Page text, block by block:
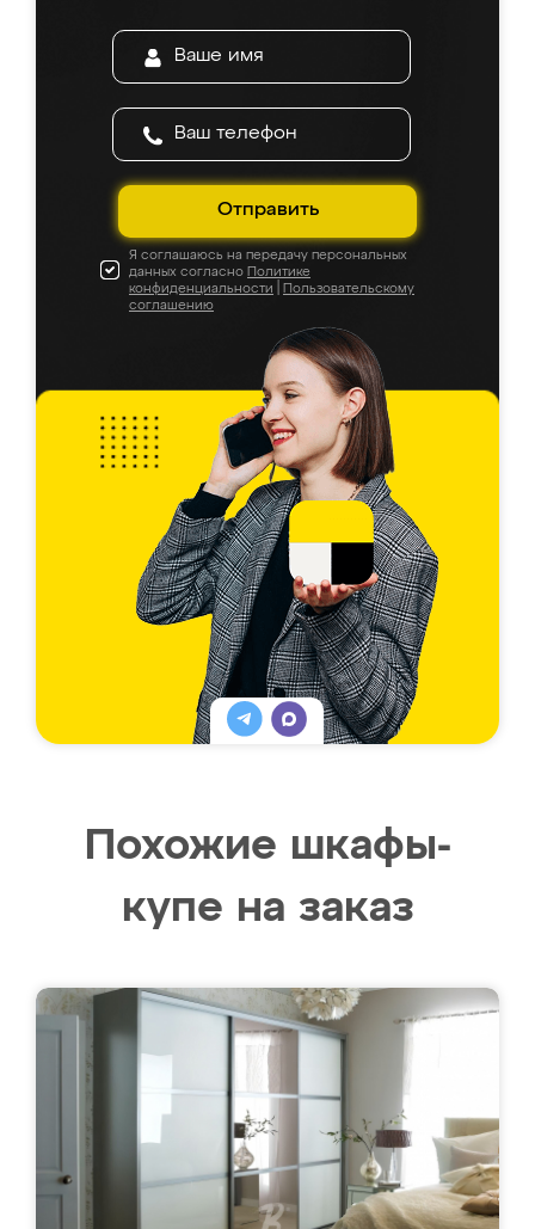
Отправить
Я соглашаюсь на передачу персональных
данных согласно Политике
конфиденциальности
Пользовательскому
соглашению
Похожие шкафы-
купе на заказ